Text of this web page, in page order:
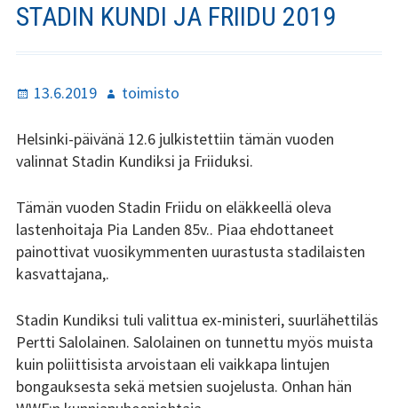
Stadin Slangi ry:n säännöt
Historia
Tsilari
Mediakortti
Tsilari 2021
Tsilari 2020
Tsilari 2019
STADIN KUNDI JA FRIIDU 2019
Julkaistu
13.6.2019 Kirjoittaja
toimisto
Helsinki-päivänä 12.6 julkistettiin tämän vuoden
valinnat Stadin Kundiksi ja Friiduksi.
Tämän vuoden Stadin Friidu on eläkkeellä oleva
lastenhoitaja Pia Landen 85v.. Piaa ehdottaneet
painottivat vuosikymmenten uurastusta stadilaisten
kasvattajana,.
Stadin Kundiksi tuli valittua ex-ministeri, suurlähettiläs
Pertti Salolainen. Salolainen on tunnettu myös muista
kuin poliittisista arvoistaan eli vaikkapa lintujen
bongauksesta sekä metsien suojelusta. Onhan hän